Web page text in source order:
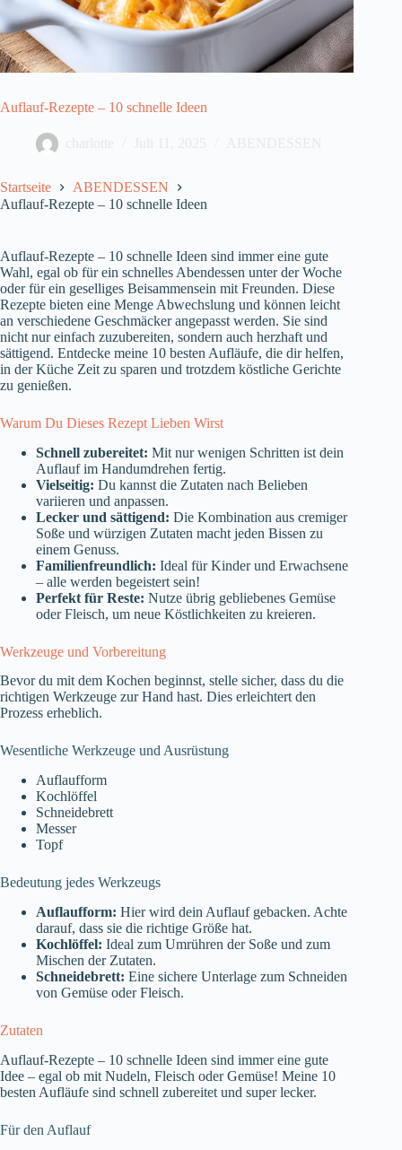
Auflauf-Rezepte – 10 schnelle Ideen
charlotte Juli 11, 2025 ABENDESSEN
Startseite
ABENDESSEN
Auflauf-Rezepte – 10 schnelle Ideen
Auflauf-Rezepte – 10 schnelle Ideen sind immer eine gute
Wahl, egal ob für ein schnelles Abendessen unter der Woche
oder für ein geselliges Beisammensein mit Freunden. Diese
Rezepte bieten eine Menge Abwechslung und können leicht
an verschiedene Geschmäcker angepasst werden. Sie sind
nicht nur einfach zuzubereiten, sondern auch herzhaft und
sättigend. Entdecke meine 10 besten Aufläufe, die dir helfen,
in der Küche Zeit zu sparen und trotzdem köstliche Gerichte
zu genießen.
Warum Du Dieses Rezept Lieben Wirst
Schnell zubereitet: Mit nur wenigen Schritten ist dein
Auflauf im Handumdrehen fertig.
Vielseitig: Du kannst die Zutaten nach Belieben
variieren und anpassen.
Lecker und sättigend: Die Kombination aus cremiger
Soße und würzigen Zutaten macht jeden Bissen zu
einem Genuss.
Familienfreundlich: Ideal für Kinder und Erwachsene
– alle werden begeistert sein!
Perfekt für Reste: Nutze übrig gebliebenes Gemüse
oder Fleisch, um neue Köstlichkeiten zu kreieren.
Werkzeuge und Vorbereitung
Bevor du mit dem Kochen beginnst, stelle sicher, dass du die
richtigen Werkzeuge zur Hand hast. Dies erleichtert den
Prozess erheblich.
Wesentliche Werkzeuge und Ausrüstung
Auflaufform
Kochlöffel
Schneidebrett
Messer
Topf
Bedeutung jedes Werkzeugs
Auflaufform: Hier wird dein Auflauf gebacken. Achte
darauf, dass sie die richtige Größe hat.
Kochlöffel: Ideal zum Umrühren der Soße und zum
Mischen der Zutaten.
Schneidebrett: Eine sichere Unterlage zum Schneiden
von Gemüse oder Fleisch.
Zutaten
Auflauf-Rezepte – 10 schnelle Ideen sind immer eine gute
Idee – egal ob mit Nudeln, Fleisch oder Gemüse! Meine 10
besten Aufläufe sind schnell zubereitet und super lecker.
Für den Auflauf